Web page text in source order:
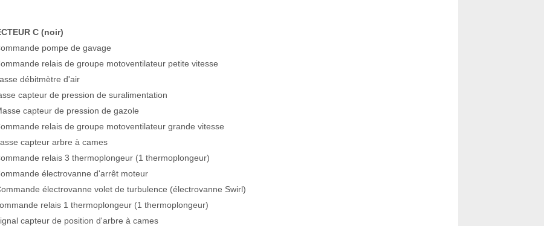
C (noir)
pompe de gavage
relais de groupe motoventilateur petite vitesse
débitmètre d'air
capteur de pression de suralimentation
capteur de pression de gazole
relais de groupe motoventilateur grande vitesse
capteur arbre à cames
relais 3 thermoplongeur (1 thermoplongeur)
électrovanne d'arrêt moteur
électrovanne volet de turbulence (électrovanne Swirl)
relais 1 thermoplongeur (1 thermoplongeur)
capteur de position d'arbre à cames